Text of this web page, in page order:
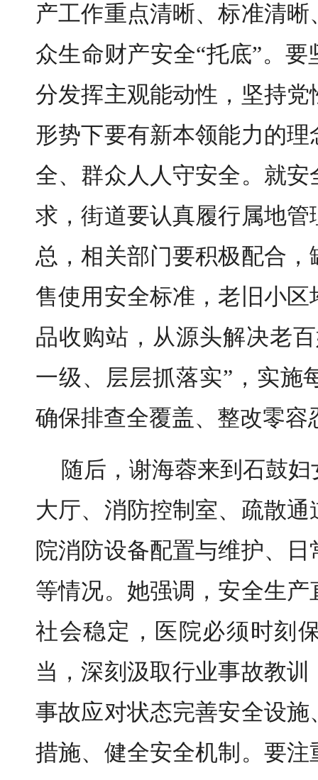
产工作重点清晰、标准清
众生命财产安全“托底”。
分发挥主观能动性，坚持
形势下要有新本领能力的
全、群众人人守安全。就
求，街道要认真履行属地
总，相关部门要积极配合
售使用安全标准，老旧小
品收购站，从源头解决老
一级、层层抓落实”，实施
确保排查全覆盖、整改零容
随后，谢海蓉来到石鼓
大厅、消防控制室、疏散
院消防设备配置与维护、
等情况。她强调，安全生
社会稳定，医院必须时刻
当，深刻汲取行业事故教
事故应对状态完善安全设
措施、健全安全机制。要